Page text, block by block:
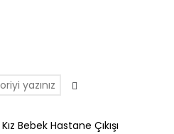
Kız Bebek Hastane Çıkışı